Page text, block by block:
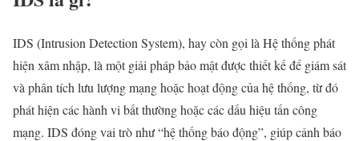
IDS (Intrusion Detection System), hay còn gọi là Hệ thống phát
hiện xâm nhập, là một giải pháp bảo mật được thiết kế để giám sát
và phân tích lưu lượng mạng hoặc hoạt động của hệ thống, từ đó
phát hiện các hành vi bất thường hoặc các dấu hiệu tấn công
mạng. IDS đóng vai trò như “hệ thống báo động”, giúp cảnh báo